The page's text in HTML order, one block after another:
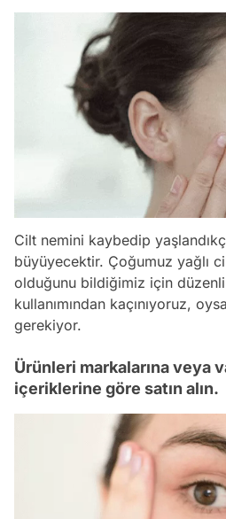
Cilt nemini kaybedip
büyüyecektir. Çoğumuz yağlı
olduğunu bildiğimiz için
kullanımından kaçınıyoruz,
gerekiyor.
Ürünleri markalarına veya
içeriklerine göre satın alın.